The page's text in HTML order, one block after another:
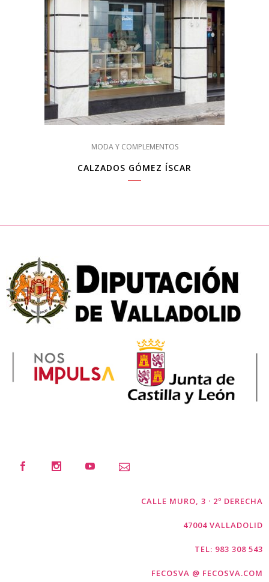
MODA Y COMPLEMENTOS
CALZADOS GÓMEZ ÍSCAR
CALLE MURO, 3 · 2º DERECHA
47004 VALLADOLID
TEL: 983 308 543
FECOSVA @ FECOSVA.COM